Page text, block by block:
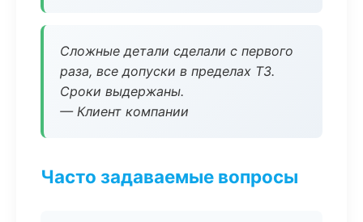
Сложные детали сделали с первого
раза, все допуски в пределах ТЗ.
Сроки выдержаны.
— Клиент компании
Часто задаваемые вопросы